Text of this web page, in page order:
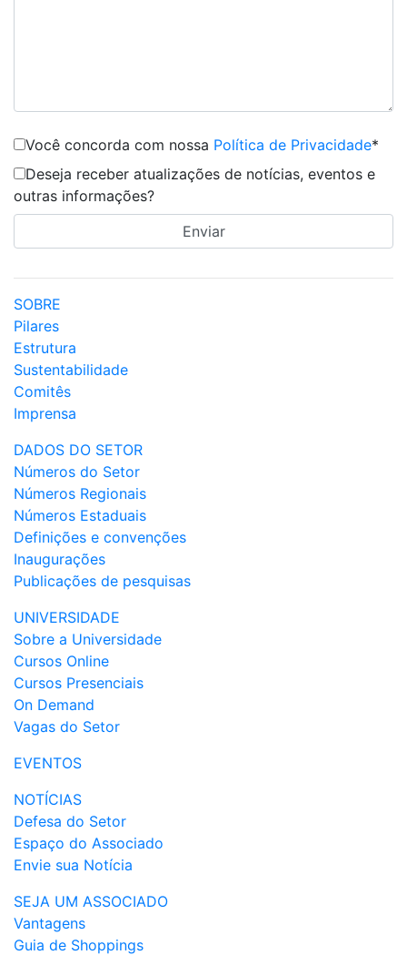
Você concorda com nossa Política de Privacidade*
Deseja receber atualizações de notícias, eventos e
outras informações?
SOBRE
Pilares
Estrutura
Sustentabilidade
Comitês
Imprensa
DADOS DO SETOR
Números do Setor
Números Regionais
Números Estaduais
Definições e convenções
Inaugurações
Publicações de pesquisas
UNIVERSIDADE
Sobre a Universidade
Cursos Online
Cursos Presenciais
On Demand
Vagas do Setor
EVENTOS
NOTÍCIAS
Defesa do Setor
Espaço do Associado
Envie sua Notícia
SEJA UM ASSOCIADO
Vantagens
Guia de Shoppings